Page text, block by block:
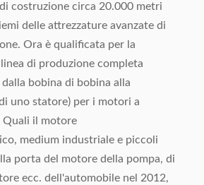
costruzione circa 20.000 metri
delle attrezzature avanzate di
Ora è qualificata per la
di produzione completa
bobina di bobina alla
uno statore) per i motori a
il motore
medium industriale e piccoli
porta del motore della pompa, di
ecc. dell'automobile nel 2012,